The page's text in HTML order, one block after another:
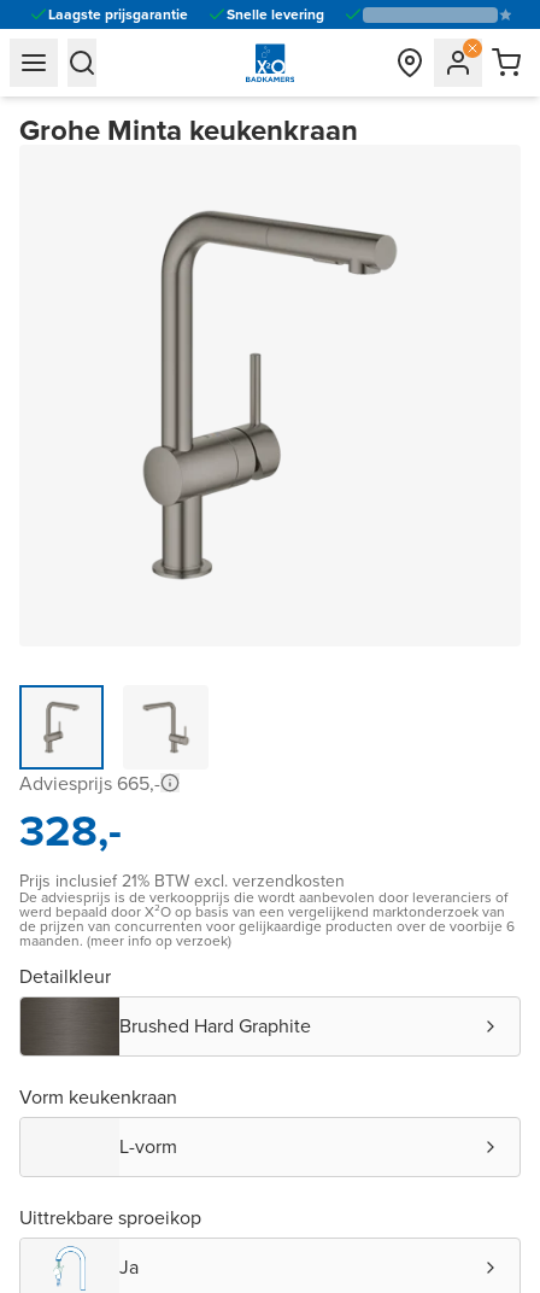
Laagste prijsgarantie Snelle levering
general.navigation.toggle_menu.label
general.navigation.toggle_menu.label
Grohe Minta keukenkraan
Adviesprijs 665,-
328,-
Prijs inclusief 21% BTW excl. verzendkosten
De adviesprijs is de verkoopprijs die wordt aanbevolen door leveranciers of
werd bepaald door X²O op basis van een vergelijkend marktonderzoek van
de prijzen van concurrenten voor gelijkaardige producten over de voorbije 6
maanden. (meer info op verzoek)
Detailkleur
Brushed Hard Graphite
Vorm keukenkraan
L-vorm
Uittrekbare sproeikop
Ja